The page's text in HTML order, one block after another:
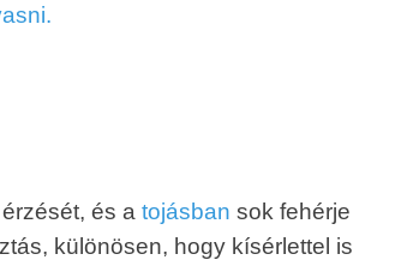
és a tojásban sok fehérje
különösen, hogy kísérlettel is